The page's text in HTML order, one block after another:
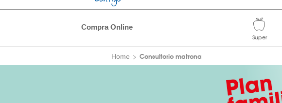
Compra Online
Home Consultorio matrona